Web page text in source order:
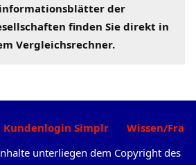
der
finden Sie direkt in
Vergleichsrechner.
Kundenlogin Simplr
Wissen/
unterliegen dem Copyright des